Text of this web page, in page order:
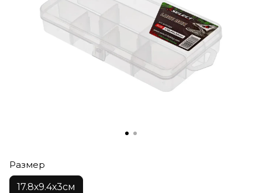
Размер
17.8х9.4х3см